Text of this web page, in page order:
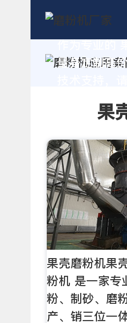
量身定制高
果
果壳磨粉机果
粉机 是一家专
粉、制砂、磨
产、销三位一